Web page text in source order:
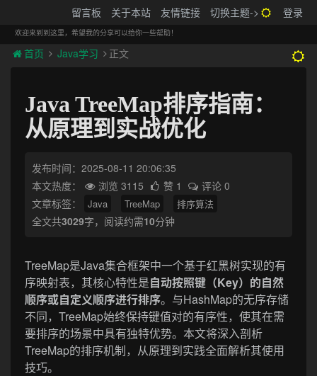
留言板 关于本站 友情链接 切换主题-> 登录
欢迎来到到这里，希望我的分享可以给你一些帮助！
首页 Java学习 正文
Java TreeMap排序指南：
从原理到实战优化
发布时间：2025-08-11 20:06:35
本文热度：
浏览 3115 赞 1
评论 0
文章标签：
Java TreeMap 排序算法
全文共3029字，阅读约需10分钟
TreeMap是Java集合框架中一个基于红黑树实现的有
序映射表，其核心特性是自动按照键（Key）的自然
顺序或自定义顺序进行排序。与HashMap的无序存储
不同，TreeMap始终保持键值对的有序性，使其在需
要排序的场景中具有独特优势。本文将深入剖析
TreeMap的排序机制，从原理到实践全面解析其使用
技巧。